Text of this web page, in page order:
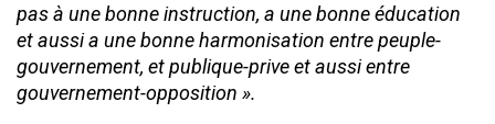
pas à une bonne instruction, a une bonne éducation
et aussi a une bonne harmonisation entre peuple-
gouvernement, et publique-prive et aussi entre
gouvernement-opposition ».